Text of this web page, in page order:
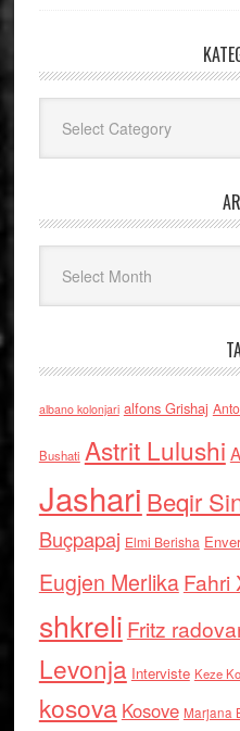
albano kolonjari alfons Grishaj
Bushati Astrit Lulushi
Jashari Beqir
Buçpapaj Elmi Berisha
Eugjen MerlikaFahri
shkreli Fritz
Levonja Interviste Keze
kosova Kosove Marjana